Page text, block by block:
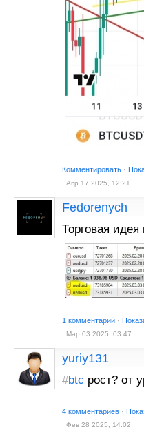
Комментировать ·
Апр 17 2025, 12:21
Fedorenych
Торговая идея
1 комментарий ·
Мар 03 2025, 03:47
yuriy131
#btc рост? от
4 комментариев ·
Фев 28 2025, 14:02